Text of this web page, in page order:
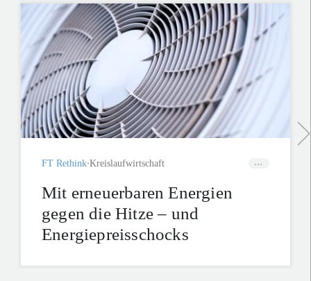
FT Rethink Kreislaufwirtschaft
Mit erneuerbaren Energien
gegen die Hitze – und
Energiepreisschocks